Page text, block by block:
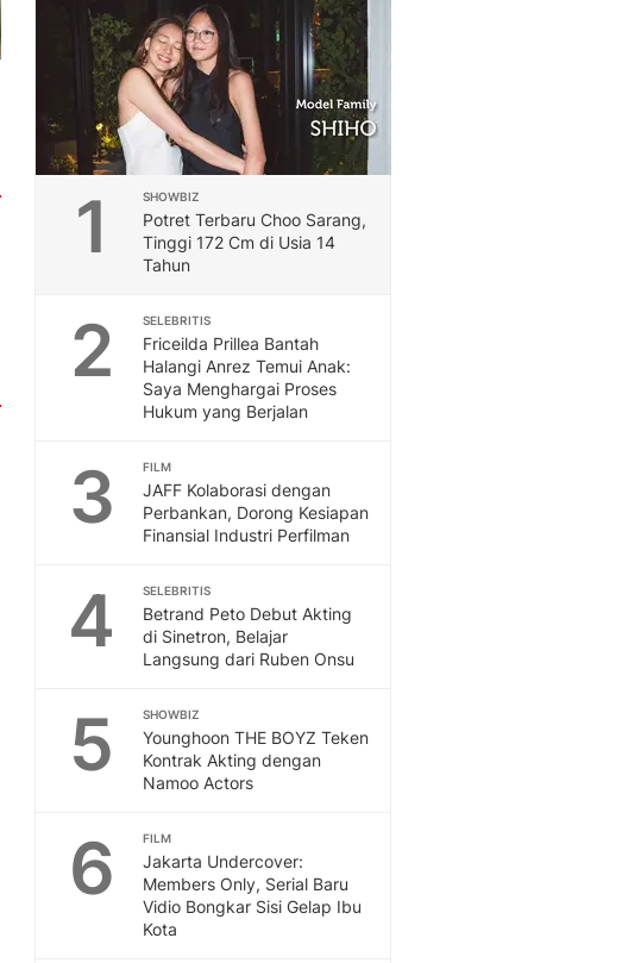
1 SHOWBIZ
Potret Terbaru Choo Sarang,
Tinggi 172 Cm di Usia 14
Tahun
2 SELEBRITIS
Friceilda Prillea Bantah
Halangi Anrez Temui Anak:
Saya Menghargai Proses
Hukum yang Berjalan
3 FILM
JAFF Kolaborasi dengan
Perbankan, Dorong Kesiapan
Finansial Industri Perfilman
4 SELEBRITIS
Betrand Peto Debut Akting
di Sinetron, Belajar
Langsung dari Ruben Onsu
5 SHOWBIZ
Younghoon THE BOYZ Teken
Kontrak Akting dengan
Namoo Actors
6 FILM
Jakarta Undercover:
Members Only, Serial Baru
Vidio Bongkar Sisi Gelap Ibu
Kota